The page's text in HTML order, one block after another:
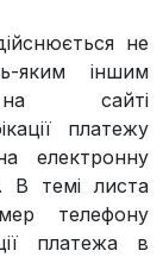
не
яким іншим
сайті
платежу
електронну
. В темі листа
телефону
платежа в